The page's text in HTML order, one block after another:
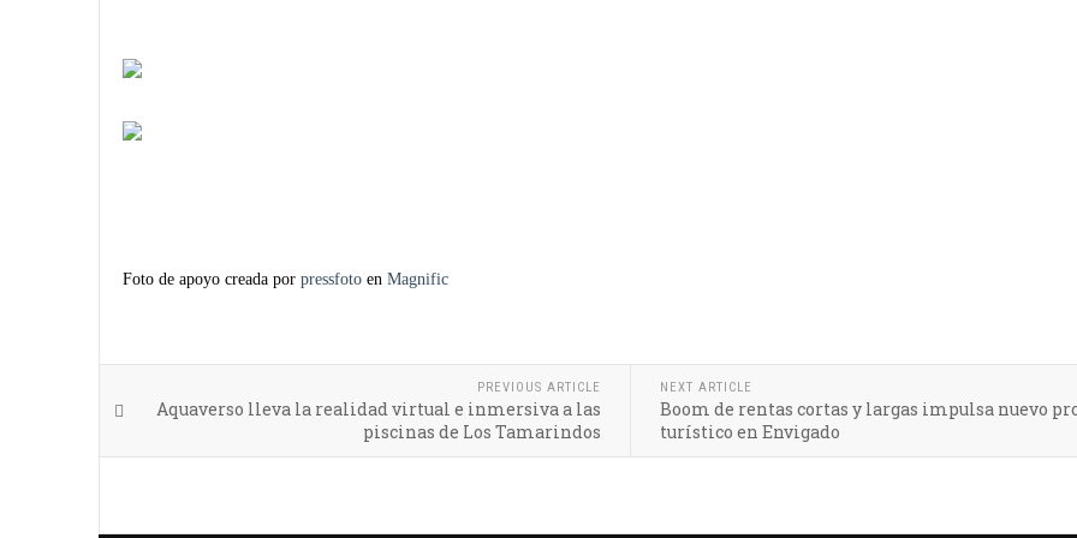
Foto de apoyo creada por pressfoto en Magnific
PREVIOUS ARTICLE
Aquaverso lleva la realidad virtual e inmersiva a las
piscinas de Los Tamarindos
NEXT ARTICLE
Boom de rentas cortas y largas impulsa nuevo
turístico en Envigado